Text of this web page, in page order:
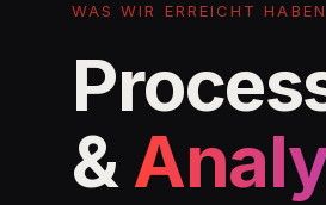
WAS WIR ERREICHT HABEN
&